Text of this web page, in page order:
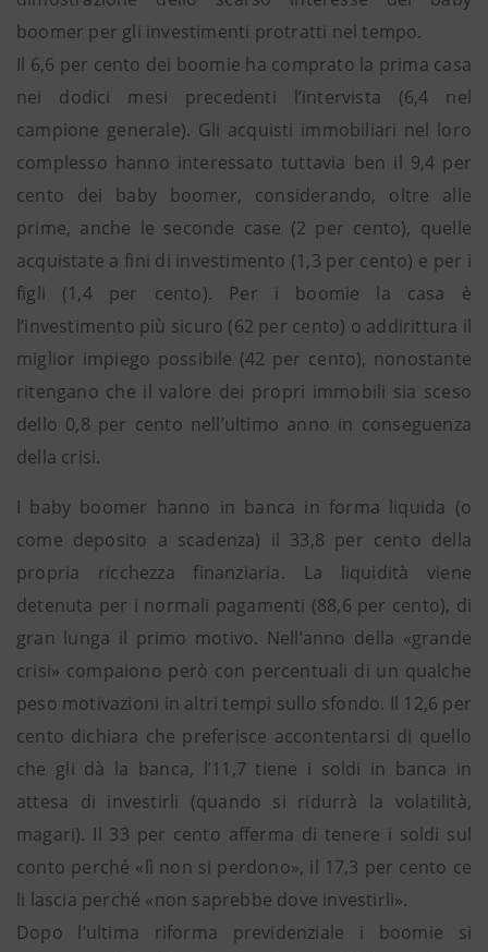
boomer per gli investimenti protratti nel tempo.
Il 6,6 per cento dei boomie ha comprato la prima casa
nei dodici mesi precedenti l’intervista (6,4 nel
campione generale). Gli acquisti immobiliari nel loro
complesso hanno interessato tuttavia ben il 9,4 per
cento dei baby boomer, considerando, oltre alle
prime, anche le seconde case (2 per cento), quelle
acquistate a fini di investimento (1,3 per cento) e per i
figli (1,4 per cento). Per i boomie la casa è
l’investimento più sicuro (62 per cento) o addirittura il
miglior impiego possibile (42 per cento), nonostante
ritengano che il valore dei propri immobili sia sceso
dello 0,8 per cento nell’ultimo anno in conseguenza
della crisi.
I baby boomer hanno in banca in forma liquida (o
come deposito a scadenza) il 33,8 per cento della
propria ricchezza finanziaria. La liquidità viene
detenuta per i normali pagamenti (88,6 per cento), di
gran lunga il primo motivo. Nell’anno della «grande
crisi» compaiono però con percentuali di un qualche
peso motivazioni in altri tempi sullo sfondo. Il 12,6 per
cento dichiara che preferisce accontentarsi di quello
che gli dà la banca, l’11,7 tiene i soldi in banca in
attesa di investirli (quando si ridurrà la volatilità,
magari). Il 33 per cento afferma di tenere i soldi sul
conto perché «lì non si perdono», il 17,3 per cento ce
li lascia perché «non saprebbe dove investirli».
Dopo l’ultima riforma previdenziale i boomie si